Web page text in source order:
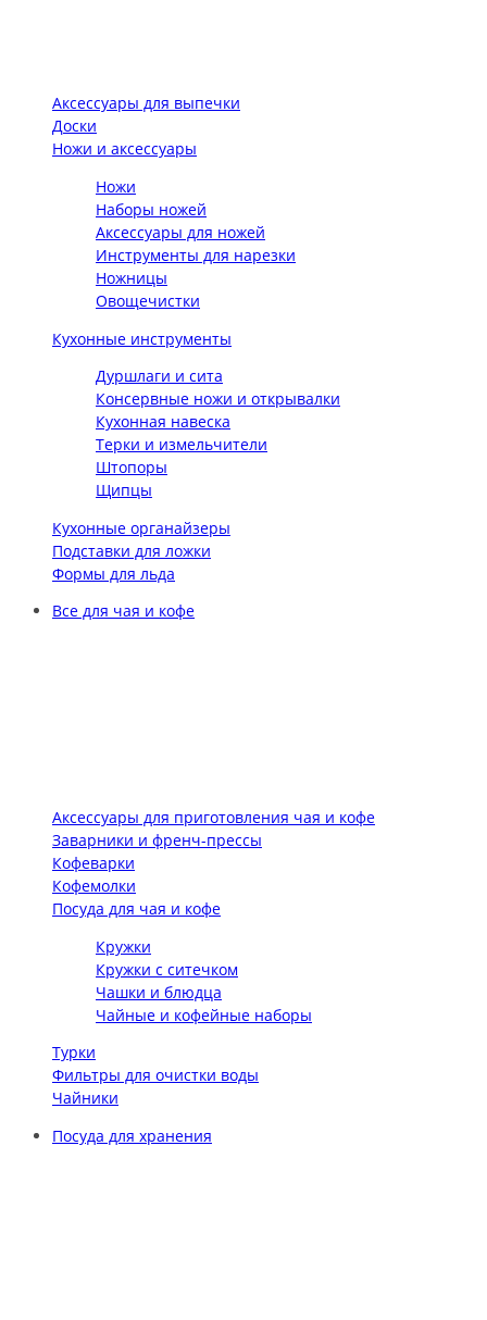
Аксессуары для выпечки
Доски
Ножи и аксессуары
Ножи
Наборы ножей
Аксессуары для ножей
Инструменты для нарезки
Ножницы
Овощечистки
Кухонные инструменты
Дуршлаги и сита
Консервные ножи и открывалки
Кухонная навеска
Терки и измельчители
Штопоры
Щипцы
Кухонные органайзеры
Подставки для ложки
Формы для льда
Все для чая и кофе
Аксессуары для приготовления чая и кофе
Заварники и френч-прессы
Кофеварки
Кофемолки
Посуда для чая и кофе
Кружки
Кружки с ситечком
Чашки и блюдца
Чайные и кофейные наборы
Турки
Фильтры для очистки воды
Чайники
Посуда для хранения